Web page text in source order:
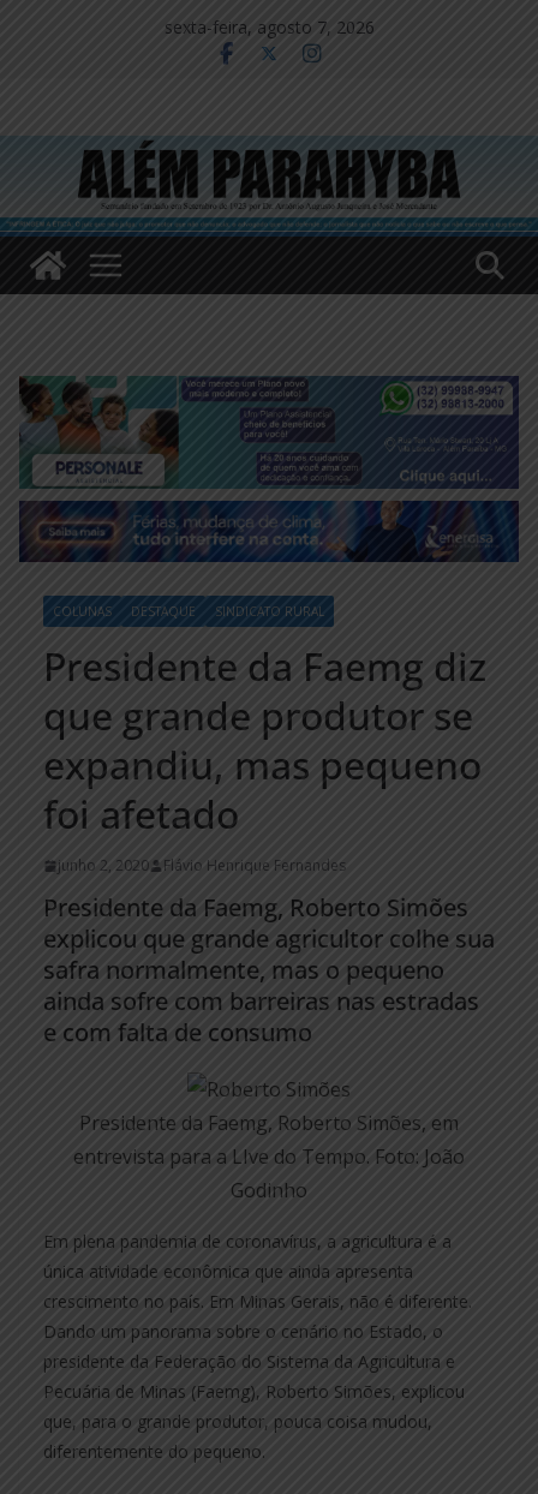
sexta-feira, agosto 7, 2026
COLUNAS DESTAQUE SINDICATO RURAL
Presidente da Faemg diz
que grande produtor se
expandiu, mas pequeno
foi afetado
junho 2, 2020 Flávio Henrique Fernandes
Presidente da Faemg, Roberto Simões
explicou que grande agricultor colhe sua
safra normalmente, mas o pequeno
ainda sofre com barreiras nas estradas
e com falta de consumo
Presidente da Faemg, Roberto Simões, em
entrevista para a LIve do Tempo. Foto: João
Godinho
Em plena pandemia de coronavírus, a agricultura é a
única atividade econômica que ainda apresenta
crescimento no país. Em Minas Gerais, não é diferente.
Dando um panorama sobre o cenário no Estado, o
presidente da Federação do Sistema da Agricultura e
Pecuária de Minas (Faemg), Roberto Simões, explicou
que, para o grande produtor, pouca coisa mudou,
diferentemente do pequeno.